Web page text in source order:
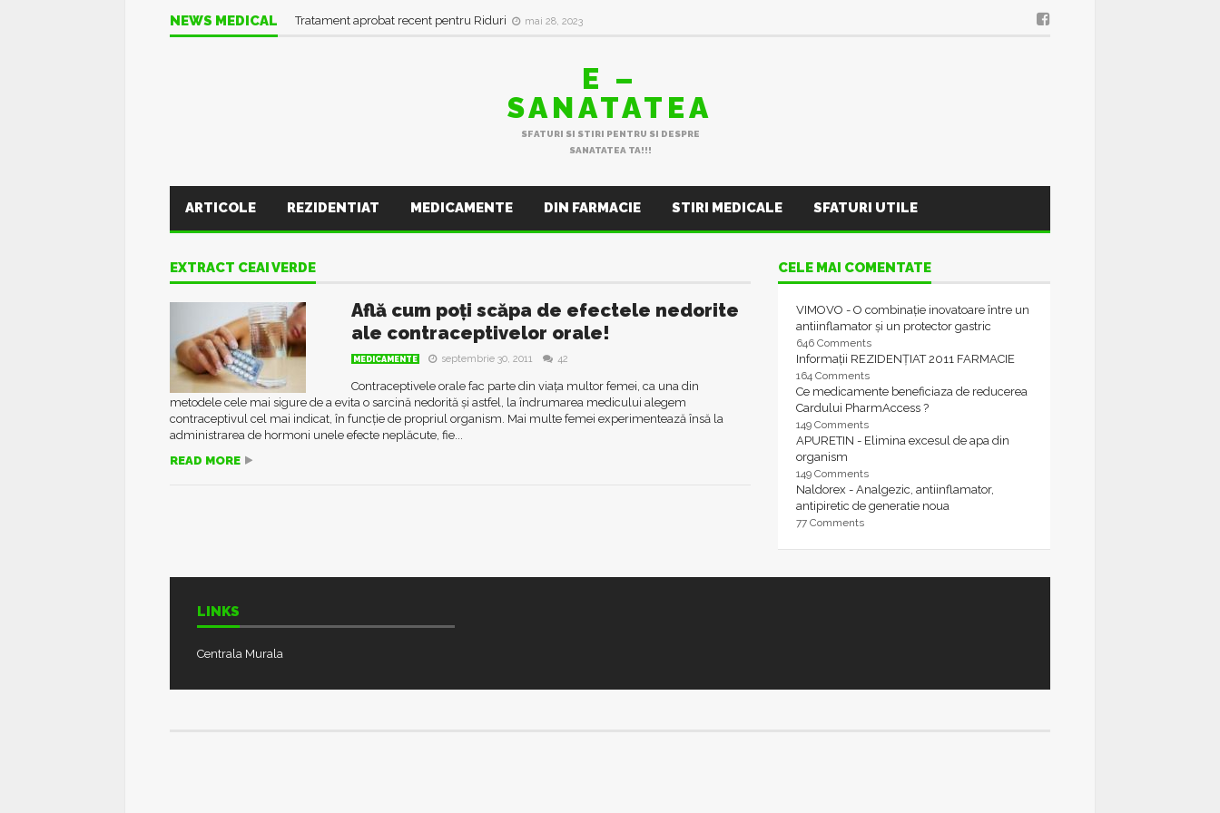
NEWS MEDICAL Tratament aprobat recent pentru Riduri mai 28, 2023
E –
SANATATEA
SFATURI SI STIRI PENTRU SI DESPRE
SANATATEA TA!!!
ARTICOLE REZIDENTIAT MEDICAMENTE DIN FARMACIE STIRI MEDICALE SFATURI UTILE
EXTRACT CEAI VERDE
Află cum poți scăpa de efectele nedorite
ale contraceptivelor orale!
MEDICAMENTE septembrie 30, 2011 42
Contraceptivele orale fac parte din viața multor femei, ca una din
metodele cele mai sigure de a evita o sarcină nedorită și astfel, la îndrumarea medicului alegem
contraceptivul cel mai indicat, în funcție de propriul organism. Mai multe femei experimentează însă la
administrarea de hormoni unele efecte neplăcute, fie...
READ MORE
CELE MAI COMENTATE
VIMOVO - O combinație inovatoare între un
antiinflamator și un protector gastric
646 Comments
Informații REZIDENȚIAT 2011 FARMACIE
164 Comments
Ce medicamente beneficiaza de reducerea
Cardului PharmAccess ?
149 Comments
APURETIN - Elimina excesul de apa din
organism
149 Comments
Naldorex - Analgezic, antiinflamator,
antipiretic de generatie noua
77 Comments
LINKS
Centrala Murala